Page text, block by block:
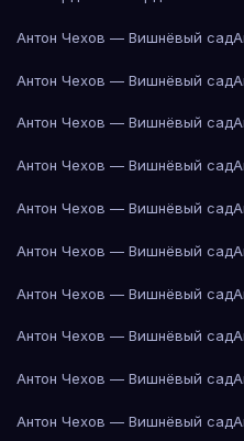
Антон Чехов — Вишнёвый сад
Антон Чехов — Вишнёвый сад
Антон Чехов — Вишнёвый сад
Антон Чехов — Вишнёвый сад
Антон Чехов — Вишнёвый сад
Антон Чехов — Вишнёвый сад
Антон Чехов — Вишнёвый сад
Антон Чехов — Вишнёвый сад
Антон Чехов — Вишнёвый сад
Антон Чехов — Вишнёвый сад